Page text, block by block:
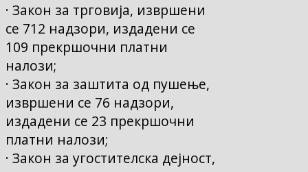
· Закон за трговија, извршени
се 712 надзори, издадени се
109 прекршочни платни
налози;
· Закон за заштита од пушење,
извршени се 76 надзори,
издадени се 23 прекршочни
платни налози;
· Закон за угостителска дејност,